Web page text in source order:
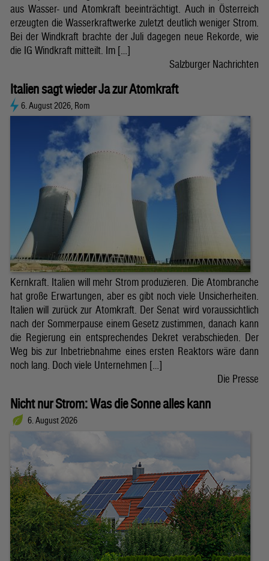
aus Wasser- und Atomkraft beeinträchtigt. Auch in Österreich
erzeugten die Wasserkraftwerke zuletzt deutlich weniger Strom.
Bei der Windkraft brachte der Juli dagegen neue Rekorde, wie
die IG Windkraft mitteilt. Im […]
Salzburger Nachrichten
Italien sagt wieder Ja zur Atomkraft
6. August 2026, Rom
Kernkraft. Italien will mehr Strom produzieren. Die Atombranche
hat große Erwartungen, aber es gibt noch viele Unsicherheiten.
Italien will zurück zur Atomkraft. Der Senat wird voraussichtlich
nach der Sommerpause einem Gesetz zustimmen, danach kann
die Regierung ein entsprechendes Dekret verabschieden. Der
Weg bis zur Inbetriebnahme eines ersten Reaktors wäre dann
noch lang. Doch viele Unternehmen […]
Die Presse
Nicht nur Strom: Was die Sonne alles kann
6. August 2026